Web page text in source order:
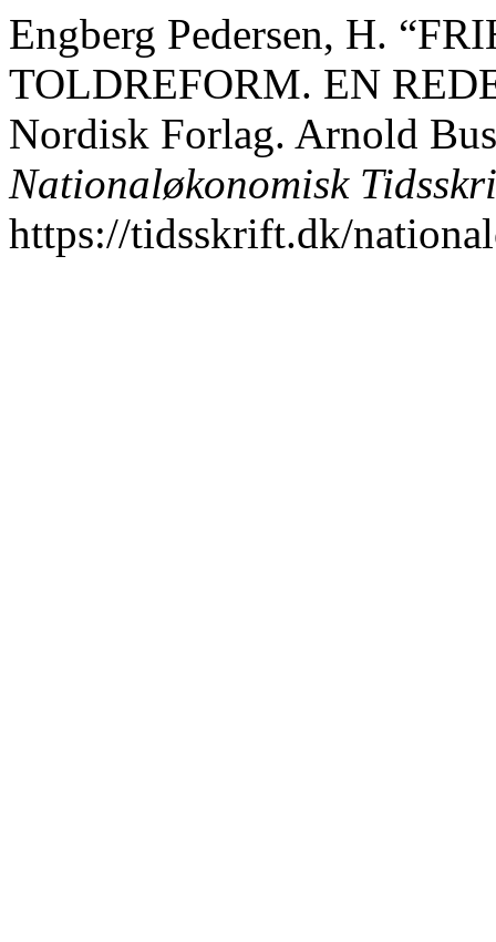
Engberg Pedersen, H.
TOLDREFORM. EN
Nordisk Forlag. Arnold
Nationaløkonomisk
https://tidsskrift.dk/